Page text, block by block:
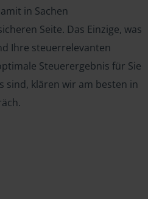
in Sachen
Seite. Das Einzige, was
Ihre steuerrelevanten
Steuerergebnis für Sie
sind, klären wir am besten in